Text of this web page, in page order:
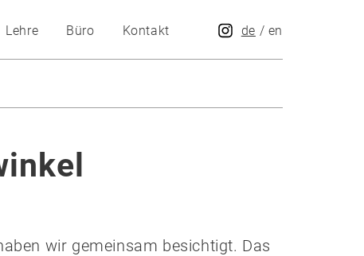
de / en
Lehre Büro Kontakt
wir gemeinsam besichtigt. Das